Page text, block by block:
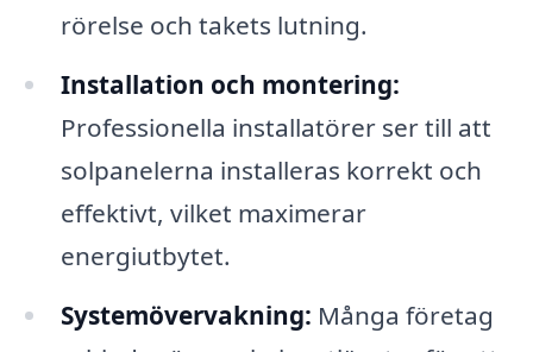
rörelse och takets lutning.
Installation och montering:
Professionella installatörer ser till att
solpanelerna installeras korrekt och
effektivt, vilket maximerar
energiutbytet.
Systemövervakning: Många företag